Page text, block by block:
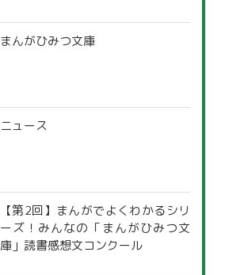
まんがひみつ文庫
ニュース
【第2回】まんがでよくわかるシリ
ーズ！みんなの「まんがひみつ文
庫」読書感想文コンクール